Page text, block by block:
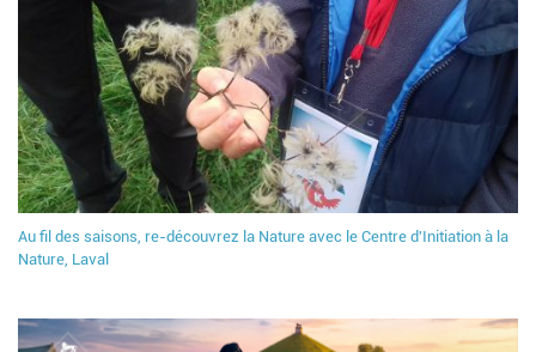
Au fil des saisons, re-découvrez la Nature avec le Centre d'Initiation à la
Nature, Laval